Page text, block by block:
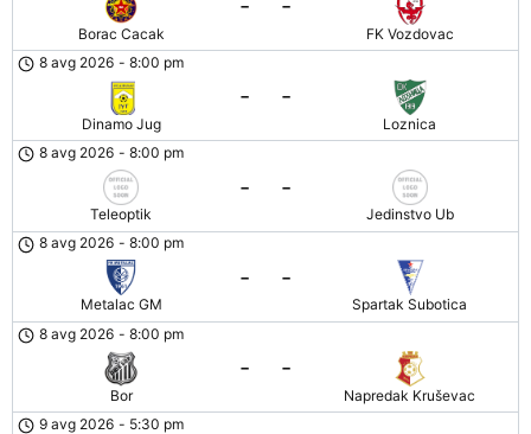
Borac Cacak
- -
FK Vozdovac
8 avg 2026 - 8:00 pm
Dinamo Jug
- -
Loznica
8 avg 2026 - 8:00 pm
Teleoptik
- -
Jedinstvo Ub
8 avg 2026 - 8:00 pm
Metalac GM
- -
Spartak Subotica
8 avg 2026 - 8:00 pm
Bor
- -
Napredak Kruševac
9 avg 2026 - 5:30 pm